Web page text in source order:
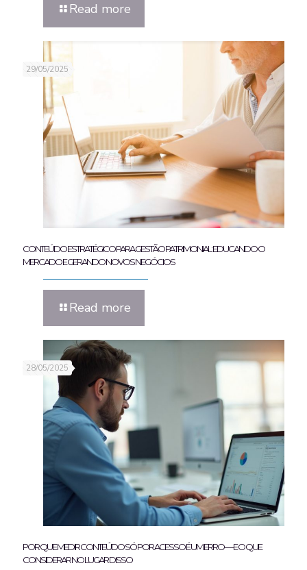
Read more
29/05/2025
CONTEÚDO ESTRATÉGICO PARA GESTÃO PATRIMONIAL: EDUCANDO O
MERCADO E GERANDO NOVOS NEGÓCIOS
Read more
28/05/2025
POR QUE MEDIR CONTEÚDO SÓ POR ACESSO É UM ERRO — E O QUE
CONSIDERAR NO LUGAR DISSO